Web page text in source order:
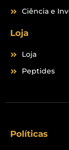
Ciência e
Loja
Loja
Peptides
Políticas